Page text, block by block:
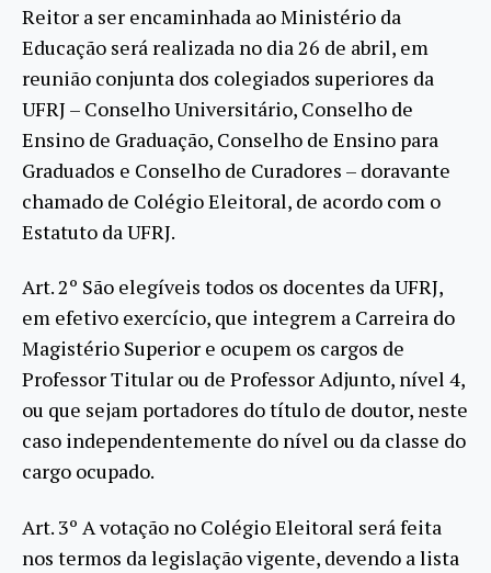
Reitor a ser encaminhada ao Ministério da
Educação será realizada no dia 26 de abril, em
reunião conjunta dos colegiados superiores da
UFRJ – Conselho Universitário, Conselho de
Ensino de Graduação, Conselho de Ensino para
Graduados e Conselho de Curadores – doravante
chamado de Colégio Eleitoral, de acordo com o
Estatuto da UFRJ.
Art. 2º São elegíveis todos os docentes da UFRJ,
em efetivo exercício, que integrem a Carreira do
Magistério Superior e ocupem os cargos de
Professor Titular ou de Professor Adjunto, nível 4,
ou que sejam portadores do título de doutor, neste
caso independentemente do nível ou da classe do
cargo ocupado.
Art. 3º A votação no Colégio Eleitoral será feita
nos termos da legislação vigente, devendo a lista